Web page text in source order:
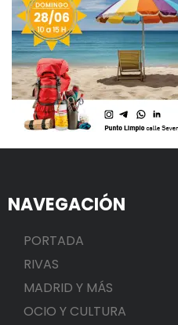
NAVEGACIÓN
PORTADA
RIVAS
MADRID Y MÁS
OCIO Y CULTURA